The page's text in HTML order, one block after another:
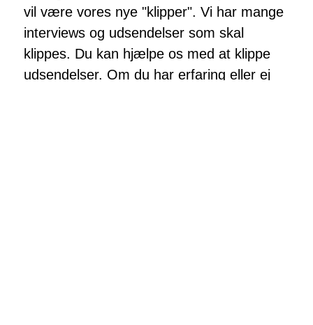
vil være vores nye "klipper". Vi har mange
interviews og udsendelser som skal
klippes. Du kan hjælpe os med at klippe
udsendelser. Om du har erfaring eller ej